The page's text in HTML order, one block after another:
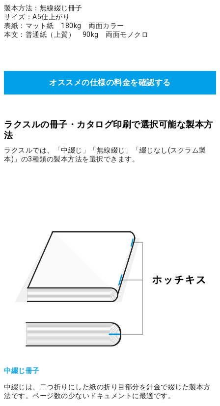
製本方法：無線綴じ冊子
サイズ：A5仕上がり
表紙：マット紙 180kg 両面カラー
本文：普通紙（上質） 90kg 両面モノクロ
オススメの仕様の料金を確認する
ラクスルの冊子・カタログ印刷で選択可能な製本方
法
ラクスルでは、「中綴じ」「無線綴じ」「綴じなし(スクラム製
本)」の3種類の製本方法を選択できます。
中綴じ冊子
中綴じは、二つ折りにした紙の折り目部分を針金で綴じた製本方
法です。ページ数の少ないドキュメントに最適です。